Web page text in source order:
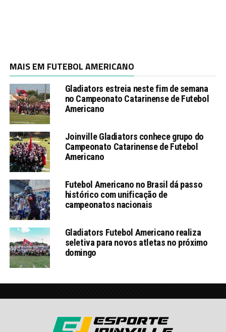
MAIS EM FUTEBOL AMERICANO
Gladiators estreia neste fim de semana
no Campeonato Catarinense de Futebol
Americano
Joinville Gladiators conhece grupo do
Campeonato Catarinense de Futebol
Americano
Futebol Americano no Brasil dá passo
histórico com unificação de
campeonatos nacionais
Gladiators Futebol Americano realiza
seletiva para novos atletas no próximo
domingo